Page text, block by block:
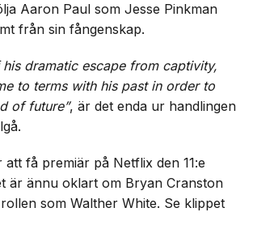
Aaron Paul som Jesse Pinkman
från sin fångenskap.
his dramatic escape from captivity,
to terms with his past in order to
of future”, är det enda ur handlingen
att få premiär på Netflix den 11:e
är ännu oklart om Bryan Cranston
som Walther White. Se klippet